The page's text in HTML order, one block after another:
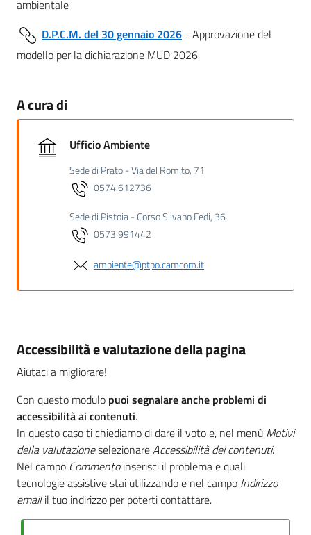
ambientale
D.P.C.M. del 30 gennaio 2026 - Approvazione del
modello per la dichiarazione MUD 2026
A cura di
Ufficio Ambiente
Sede di Prato - Via del Romito, 71
0574 612736
Sede di Pistoia - Corso Silvano Fedi, 36
0573 991442
ambiente@ptpo.camcom.it
Accessibilità e valutazione della pagina
Aiutaci a migliorare!
Con questo modulo puoi segnalare anche problemi di
accessibilità ai contenuti.
In questo caso ti chiediamo di dare il voto e, nel menù Motivi
della valutazioneselezionareAccessibilità dei contenuti.
Nel campo Commentoinserisci il problema e quali
tecnologie assistive stai utilizzando e nel campo Indirizzo
emailil tuo indirizzo per poterti contattare.